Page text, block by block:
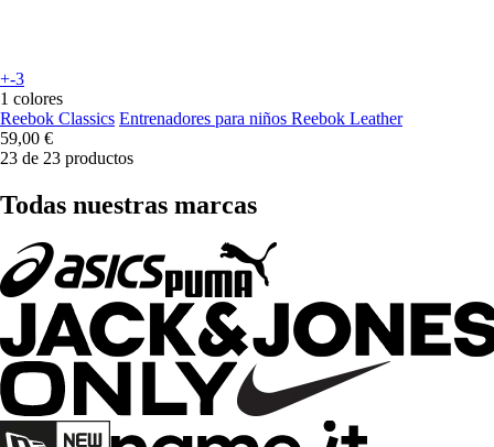
+-3
1 colores
Reebok Classics Entrenadores para niños Reebok Leather
59,00 €
23 de 23 productos
Todas nuestras marcas